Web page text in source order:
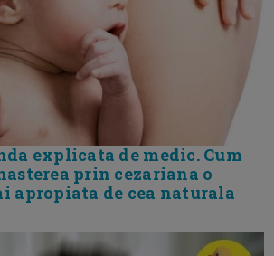
explicata de medic. Cum
prin cezariana o
apropiata de cea naturala